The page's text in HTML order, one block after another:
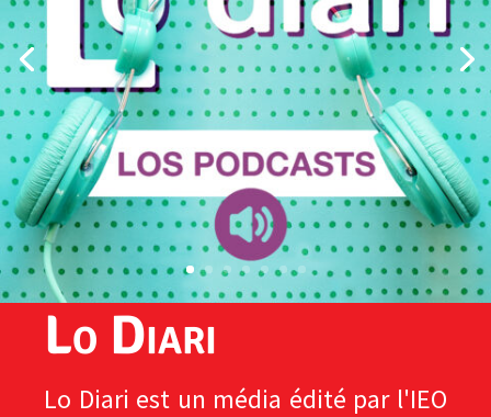
Lo Diari
Lo Diari est un média édité par l'IEO